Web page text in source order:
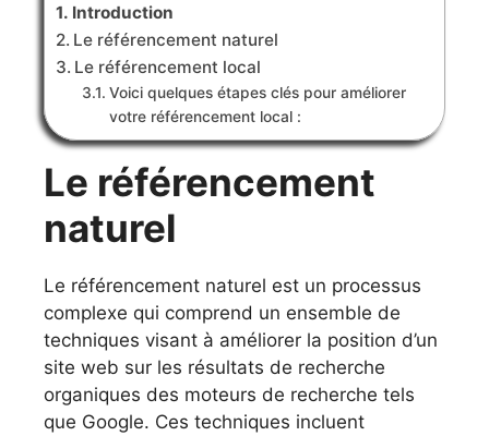
Introduction
Le référencement naturel
Le référencement local
Voici quelques étapes clés pour améliorer
votre référencement local :
Le référencement
naturel
Le référencement naturel est un processus
complexe qui comprend un ensemble de
techniques visant à améliorer la position d’un
site web sur les résultats de recherche
organiques des moteurs de recherche tels
que Google. Ces techniques incluent